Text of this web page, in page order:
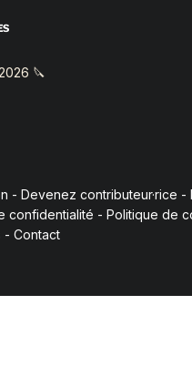
🔪
- Devenez contributeur·rice -
confidentialité - Politique de
- Contact